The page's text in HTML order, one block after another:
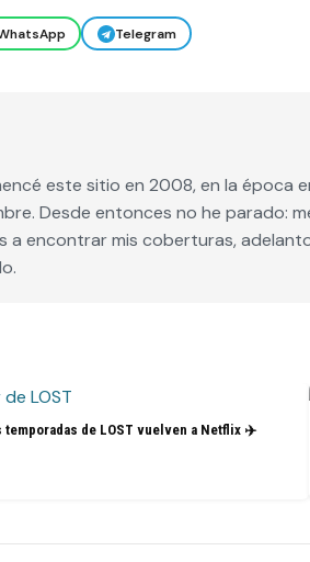
Telegram
este sitio en 2008, en la época
Desde entonces no he parado:
a encontrar mis coberturas,
temporadas de LOST vuelven a Netflix ✈️